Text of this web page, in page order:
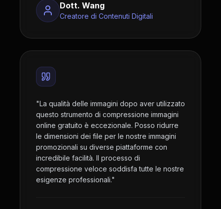
Dott. Wang
Creatore di Contenuti Digitali
"La qualità delle immagini dopo aver utilizzato
questo strumento di compressione immagini
online gratuito è eccezionale. Posso ridurre
le dimensioni dei file per le nostre immagini
promozionali su diverse piattaforme con
incredibile facilità. Il processo di
compressione veloce soddisfa tutte le nostre
esigenze professionali."